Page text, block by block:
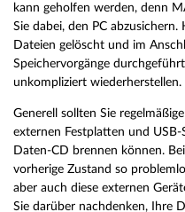
kann geholfen werden, denn
Sie dabei, den PC
Dateien gelöscht und im
Speichervorgänge
unkompliziert wiederherstellen.
Generell sollten Sie
externen Festplatten und
Daten-CD brennen können.
vorherige Zustand so
aber auch diese externen
Sie darüber nachdenken, Ihre